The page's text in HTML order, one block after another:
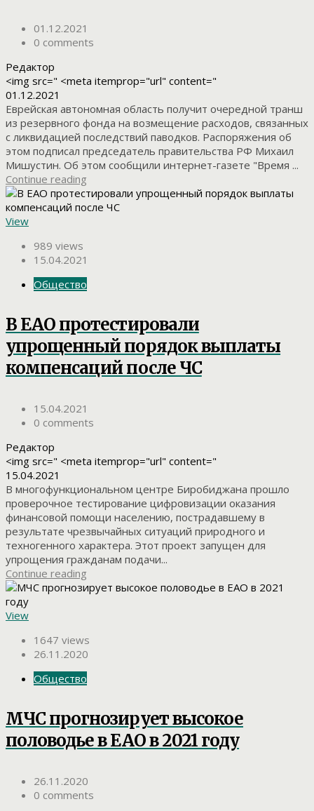
01.12.2021
0 comments
Редактор
<img src=" <meta itemprop="url" content="
01.12.2021
Еврейская автономная область получит очередной транш
из резервного фонда на возмещение расходов, связанных
с ликвидацией последствий паводков. Распоряжения об
этом подписал председатель правительства РФ Михаил
Мишустин. Об этом сообщили интернет-газете "Время ...
Continue reading
View
989 views
15.04.2021
Общество
В ЕАО протестировали
упрощенный порядок выплаты
компенсаций после ЧС
15.04.2021
0 comments
Редактор
<img src=" <meta itemprop="url" content="
15.04.2021
В многофункциональном центре Биробиджана прошло
проверочное тестирование цифровизации оказания
финансовой помощи населению, пострадавшему в
результате чрезвычайных ситуаций природного и
техногенного характера. Этот проект запущен для
упрощения гражданам подачи...
Continue reading
View
1647 views
26.11.2020
Общество
МЧС прогнозирует высокое
половодье в ЕАО в 2021 году
26.11.2020
0 comments